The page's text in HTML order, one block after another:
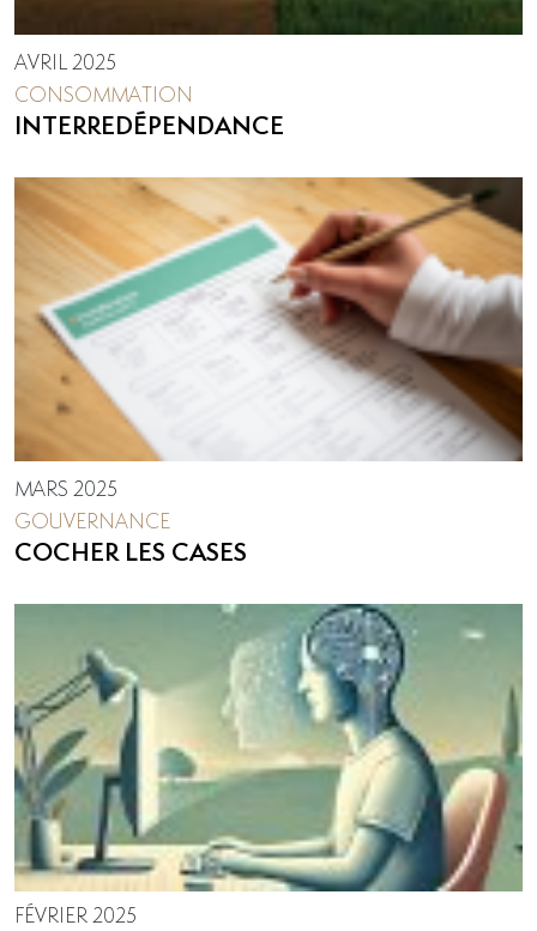
AVRIL 2025
CONSOMMATION
INTERREDÉPENDANCE
MARS 2025
GOUVERNANCE
COCHER LES CASES
FÉVRIER 2025